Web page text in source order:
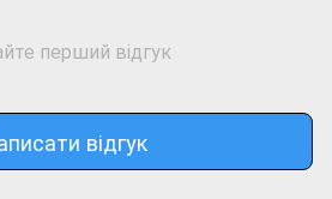
перший відгук
відгук